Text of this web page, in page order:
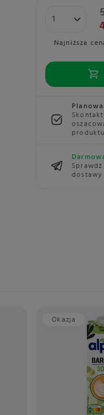
Najniższa
dostawy
Okazja